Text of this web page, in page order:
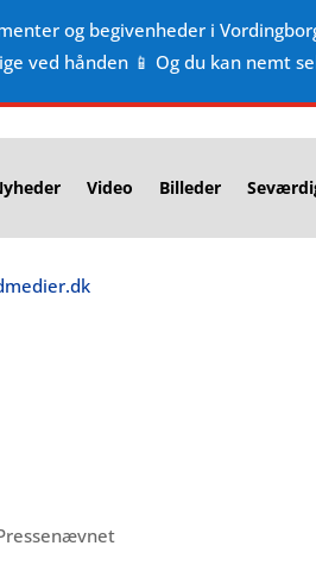
og begivenheder i
ved hånden 📱 Og du kan nemt
Video Billeder